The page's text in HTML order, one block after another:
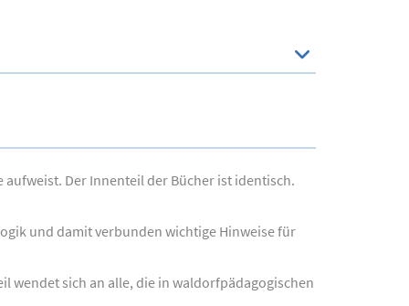
aufweist. Der Innenteil der Bücher ist identisch.
und damit verbunden wichtige Hinweise für
wendet sich an alle, die in waldorfpädagogischen